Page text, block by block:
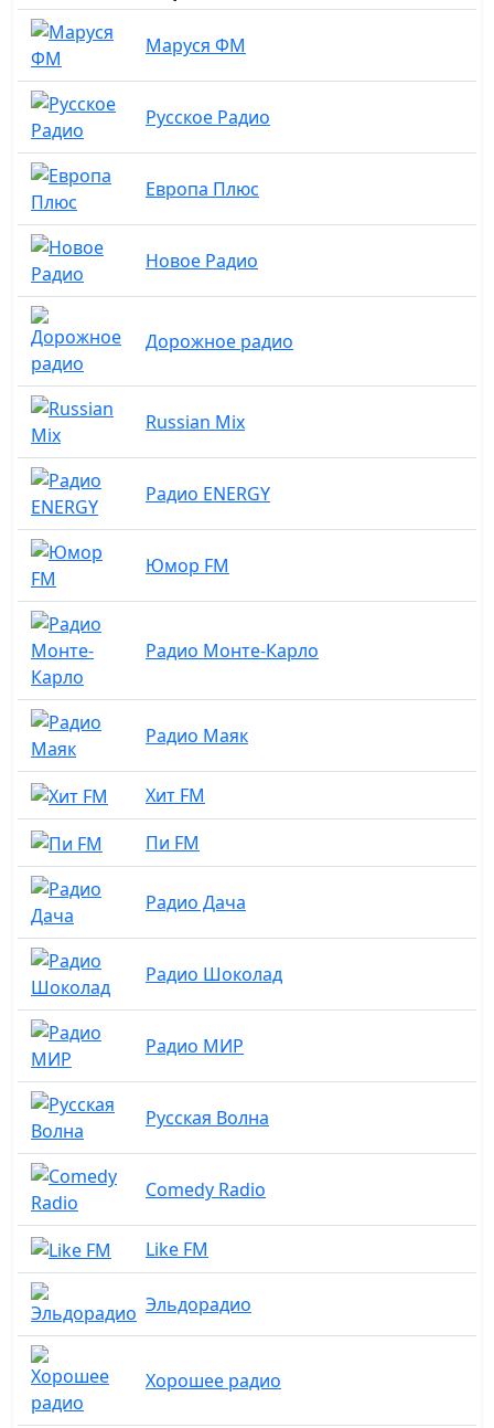
Маруся ФМ
Русское Радио
Европа Плюс
Новое Радио
Дорожное радио
Russian Mix
Радио ENERGY
Юмор FM
Радио Монте-Карло
Радио Маяк
Хит FM
Пи FM
Радио Дача
Радио Шоколад
Радио МИР
Русская Волна
Comedy Radio
Like FM
Эльдорадио
Хорошее радио